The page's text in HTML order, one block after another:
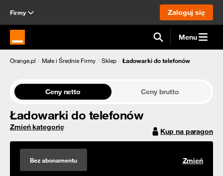
Firmy Zaloguj się
Strona główna Orange.pl Menu
Orange.pl Małe i Średnie Firmy Sklep Ładowarki do telefonów
Ceny netto Ceny brutto
Ładowarki do telefonów
Zmień kategorię Kup na paragon
Bez abonamentu Zmień